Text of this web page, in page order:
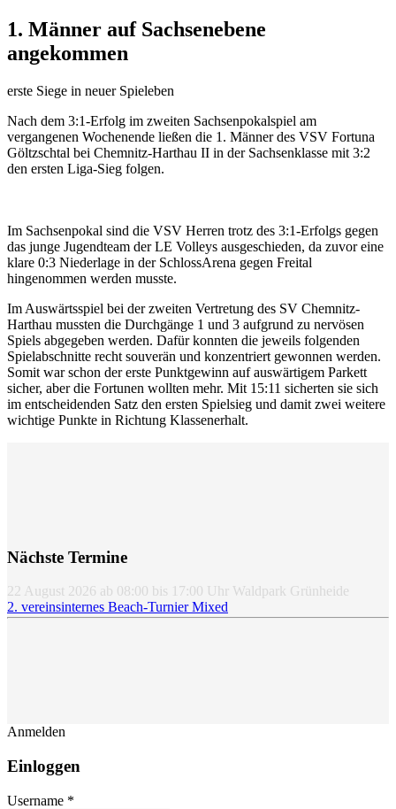
1. Männer auf Sachsenebene
angekommen
erste Siege in neuer Spieleben
Nach dem 3:1-Erfolg im zweiten Sachsenpokalspiel am
vergangenen Wochenende ließen die 1. Männer des VSV Fortuna
Göltzschtal bei Chemnitz-Harthau II in der Sachsenklasse mit 3:2
den ersten Liga-Sieg folgen.
Im Sachsenpokal sind die VSV Herren trotz des 3:1-Erfolgs gegen
das junge Jugendteam der LE Volleys ausgeschieden, da zuvor eine
klare 0:3 Niederlage in der SchlossArena gegen Freital
hingenommen werden musste.
Im Auswärtsspiel bei der zweiten Vertretung des SV Chemnitz-
Harthau mussten die Durchgänge 1 und 3 aufgrund zu nervösen
Spiels abgegeben werden. Dafür konnten die jeweils folgenden
Spielabschnitte recht souverän und konzentriert gewonnen werden.
Somit war schon der erste Punktgewinn auf auswärtigem Parkett
sicher, aber die Fortunen wollten mehr. Mit 15:11 sicherten sie sich
im entscheidenden Satz den ersten Spielsieg und damit zwei weitere
wichtige Punkte in Richtung Klassenerhalt.
Nächste Termine
22 August 2026 ab 08:00 bis 17:00 Uhr Waldpark Grünheide
2. vereinsinternes Beach-Turnier Mixed
Anmelden
Einloggen
Username *